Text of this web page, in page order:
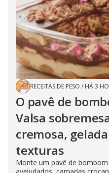
RECEITAS DE PESO / HÁ 3
O pavê de
Valsa
cremosa,
texturas
Monte um pavê de